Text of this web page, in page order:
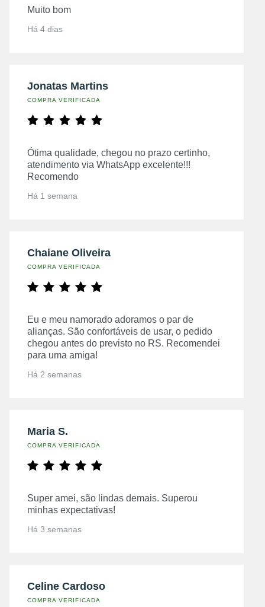
Muito bom
Há 4 dias
Jonatas Martins
COMPRA VERIFICADA
Ótima qualidade, chegou no prazo certinho,
atendimento via WhatsApp excelente!!!
Recomendo
Há 1 semana
Chaiane Oliveira
COMPRA VERIFICADA
Eu e meu namorado adoramos o par de
alianças. São confortáveis de usar, o pedido
chegou antes do previsto no RS. Recomendei
para uma amiga!
Há 2 semanas
Maria S.
COMPRA VERIFICADA
Super amei, são lindas demais. Superou
minhas expectativas!
Há 3 semanas
Celine Cardoso
COMPRA VERIFICADA